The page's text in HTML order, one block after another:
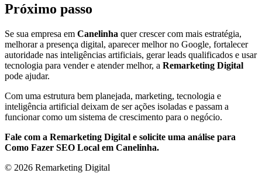
Próximo passo
Se sua empresa em Canelinha quer crescer com mais estratégia,
melhorar a presença digital, aparecer melhor no Google, fortalecer
autoridade nas inteligências artificiais, gerar leads qualificados e usar
tecnologia para vender e atender melhor, a Remarketing Digital
pode ajudar.
Com uma estrutura bem planejada, marketing, tecnologia e
inteligência artificial deixam de ser ações isoladas e passam a
funcionar como um sistema de crescimento para o negócio.
Fale com a Remarketing Digital e solicite uma análise para
Como Fazer SEO Local em Canelinha.
© 2026 Remarketing Digital